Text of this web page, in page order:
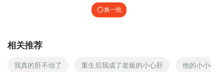
换一批
相关推荐
我真的肝不动了 重生后我成了老板的小心肝 他的小小心